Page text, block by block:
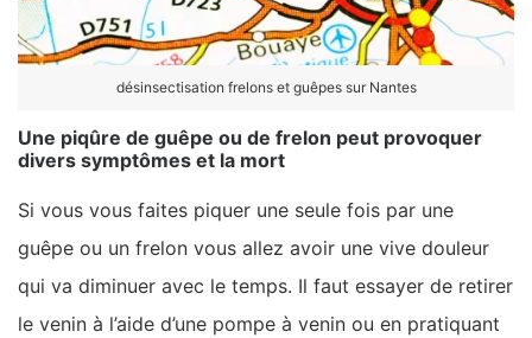
désinsectisation frelons et guêpes sur Nantes
Une piqûre de guêpe ou de frelon peut provoquer
divers symptômes et la mort
Si vous vous faites piquer une seule fois par une
guêpe ou un frelon vous allez avoir une vive douleur
qui va diminuer avec le temps. Il faut essayer de retirer
le venin à l’aide d’une pompe à venin ou en pratiquant